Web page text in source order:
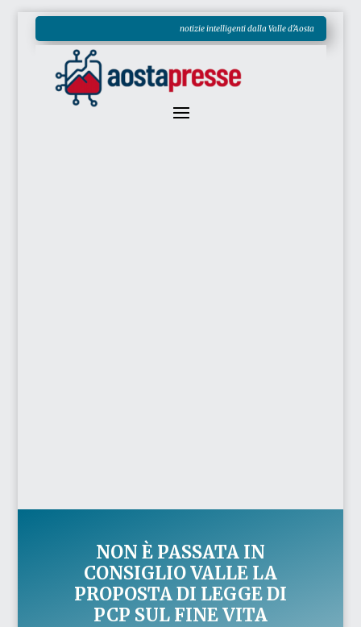
notizie intelligenti dalla Valle d'Aosta
NON È PASSATA IN
CONSIGLIO VALLE LA
PROPOSTA DI LEGGE DI
PCP SUL FINE VITA